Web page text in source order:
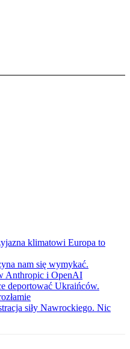
klimatowi Europa to
nam się wymykać.
Anthropic i OpenAI
deportować Ukraińców.
siły Nawrockiego. Nic